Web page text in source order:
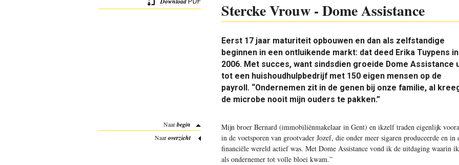
Stercke Vrouw - Dome Assistance
Eerst 17 jaar maturiteit opbouwen en dan als zelfstandige
beginnen in een ontluikende markt: dat deed Erika Tuypens in
2006. Met succes, want sindsdien groeide Dome Assistance
tot een huishoudhulpbedrijf met 150 eigen mensen op de
payroll. “Ondernemen zit in de genen bij onze familie, al
de microbe nooit mijn ouders te pakken.”
Mijn broer Bernard (immobiliënmakelaar in Gent) en ikzelf traden eigenlijk
in de voetsporen van grootvader Jozef, die onder meer sigaren produceerde en in
financiële wereld actief was. Met Dome Assistance vond ik de uitdaging waarin ik
als ondernemer tot volle bloei kwam.”
Naarbegin
Naaroverzicht